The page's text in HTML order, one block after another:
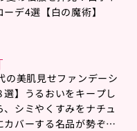
ーデ4選【白の魔術】
の美肌見せファンデーシ
選】うるおいをキープし
、シミやくすみをナチュ
カバーする名品が勢ぞろ